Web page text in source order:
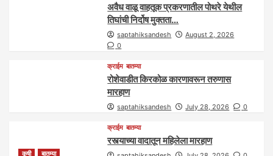
अवैध वाळू वाहतूक प्रकरणातील पोथरे येथील
तिघांची निर्दोष मुक्तता…
saptahiksandesh
August 2, 2026
0
क्राईम बातम्या
रोशेवाडीत किरकोळ कारणावरून तरुणास
मारहाण
saptahiksandesh July 28, 2026 0
क्राईम बातम्या
रस्त्याच्या वादातून महिलेला मारहाण
कृषी बातम्या